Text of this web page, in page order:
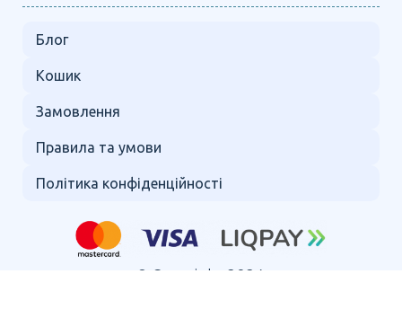
Блог
Кошик
Замовлення
Правила та умови
Політика конфіденційності
© Copyright 2024.